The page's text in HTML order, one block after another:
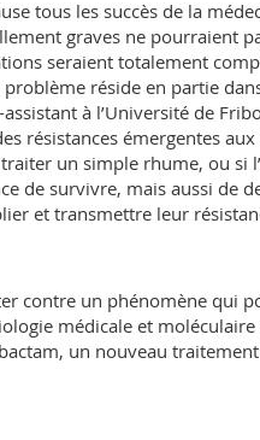
tous les succès de la
graves ne pourraient
seraient totalement
réside en partie
à l’Université de
résistances émergentes
un simple rhume, ou si
de survivre, mais aussi de
et transmettre leur
contre un phénomène qui
médicale et moléculaire
un nouveau